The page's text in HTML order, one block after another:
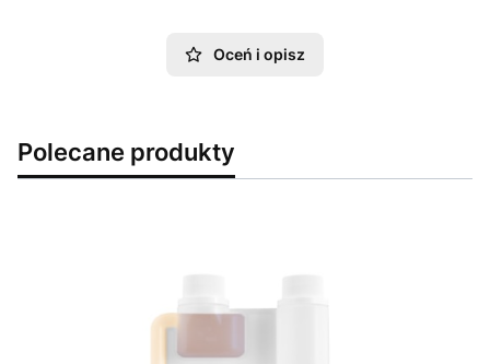
Oceń i opisz
Polecane produkty